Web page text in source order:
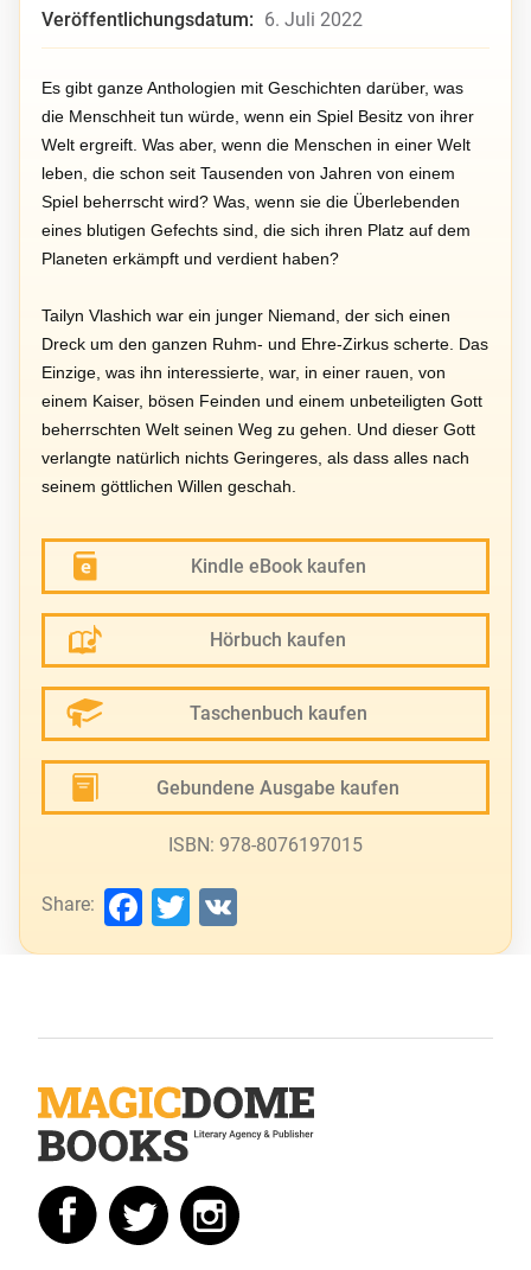
Veröffentlichungsdatum: 6. Juli 2022
Es gibt ganze Anthologien mit Geschichten darüber, was
die Menschheit tun würde, wenn ein Spiel Besitz von ihrer
Welt ergreift. Was aber, wenn die Menschen in einer Welt
leben, die schon seit Tausenden von Jahren von einem
Spiel beherrscht wird? Was, wenn sie die Überlebenden
eines blutigen Gefechts sind, die sich ihren Platz auf dem
Planeten erkämpft und verdient haben?
Tailyn Vlashich war ein junger Niemand, der sich einen
Dreck um den ganzen Ruhm- und Ehre-Zirkus scherte. Das
Einzige, was ihn interessierte, war, in einer rauen, von
einem Kaiser, bösen Feinden und einem unbeteiligten Gott
beherrschten Welt seinen Weg zu gehen. Und dieser Gott
verlangte natürlich nichts Geringeres, als dass alles nach
seinem göttlichen Willen geschah.
Kindle eBook kaufen
Hörbuch kaufen
Taschenbuch kaufen
Gebundene Ausgabe kaufen
ISBN: 978-8076197015
Share: Facebook
Twitter